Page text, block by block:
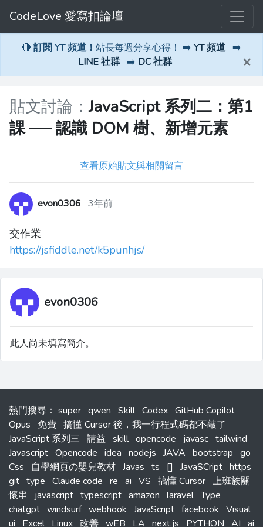
CodeLove 愛寫扣論壇
🔴 訂閱 YT 頻道！ 站長每週分享心得！ ➡️ YT 頻道 ➡️
LINE 社群 ➡️ DC 社群 ×
貼文討論：JavaScript 系列二：第1
課 ── 認識 DOM 樹、新增元素
查看原始貼文與相關留言
evon0306 3年前
交作業
https://jsfiddle.net/k5punhjs/
evon0306
此人尚未填寫簡介。
熱門搜尋 ： super qwen Skill Codex GitHub Copilot
Opus
免費 搞懂 Cursor 後，我一行程式碼都不敲了
JavaScript 系列三 請益 skill opencode javasc tailwind
Javascript Opencode idea nodejs JAVA bootstrap go
Css
自學網頁の嬰兒教材 Javas ts [] JavaSCript https
git type Claude code re ai VS 搞懂 Cursor 上班族關
懷串
javascript typescript amazon laravel Type
chatgpt windsurf webhook JavaScript facebook Visual
ui
Excel Linux 改善 wEB LA next.js PYTHON AI ai